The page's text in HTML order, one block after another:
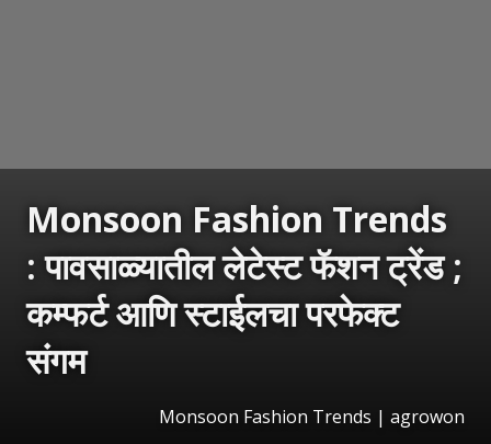
Monsoon Fashion Trends
: पावसाळ्यातील लेटेस्ट फॅशन ट्रेंड ;
कम्फर्ट आणि स्टाईलचा परफेक्ट
संगम
Monsoon Fashion Trends | agrowon